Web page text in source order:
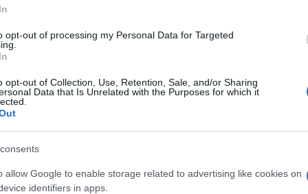
opt-out of processing my Personal Data for Targeted
opt-out of Collection, Use, Retention, Sale, and/or Sharing
Data that Is Unrelated with the Purposes for which it
allow Google to enable storage related to advertising like cookies on
identifiers in apps.
την πλευρά του, φέρεται να δήλωσε,
επιχείρηση αντιποίνων κατά του Ισραήλ έχει
σε νέα επιχείρηση εκτός αν
νέα επίθεση, θα απαντήσει πιο έντονα
Φιντάν ο Ιρανός ΥΠΕΞ.
ο Χακάν Φιντάν είχε τηλεφωνική
του Ηνωμένου Βασιλείου
την ανάγκη αποφυγής περαιτέρω
τουρκικές διπλωματικές πηγές.